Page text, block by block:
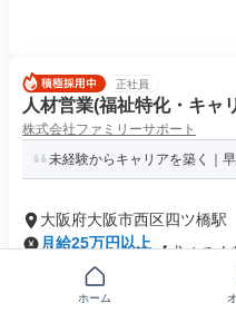
正社員
人材営業(福祉特化・キャ
株式会社ファミリーサポート
未経験からキャリアを築く｜
大阪府大阪市西区四ツ橋駅
月給25万円以上
求めている人材 【求める
を取ることが好きな方 ・「
業界未経験歓迎
ホーム